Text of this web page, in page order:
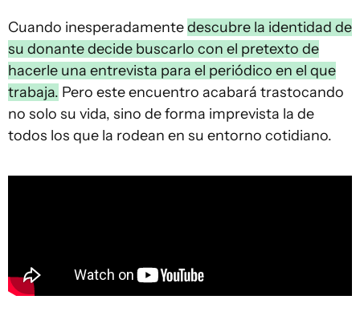
Cuando inesperadamentedescubre la identidad de
su donante decide buscarlo con el pretexto de
hacerle una entrevista para el periódico en el que
trabaja. Pero este encuentro acabará trastocando
no solo su vida, sino de forma imprevista la de
todos los que la rodean en su entorno cotidiano.